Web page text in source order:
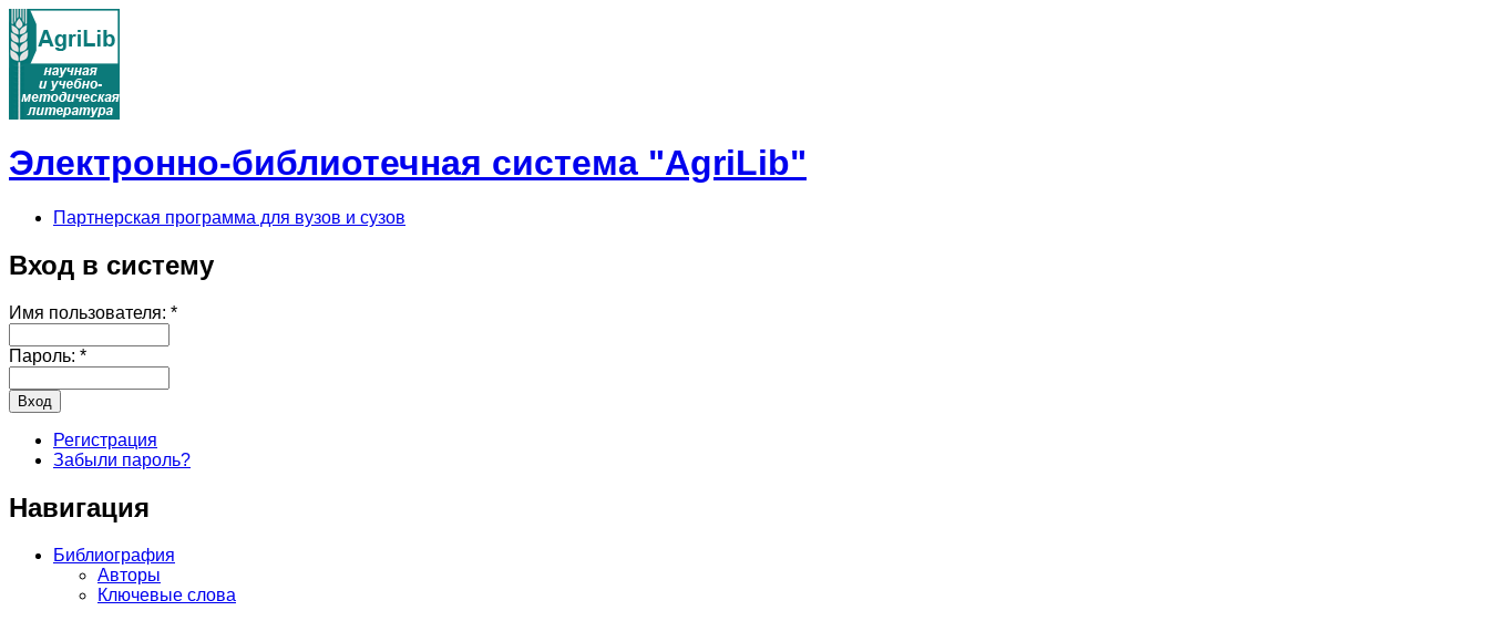
Электронно-библиотечная система "AgriLib"
Партнерская программа для вузов и сузов
Вход в систему
Имя пользователя: *
Пароль: *
Регистрация
Забыли пароль?
Навигация
Библиография
Авторы
Ключевые слова